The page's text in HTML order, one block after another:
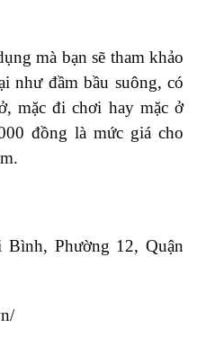
mà bạn sẽ tham khảo
như đầm bầu suông, có
mặc đi chơi hay mặc ở
đồng là mức giá cho
Phường 12, Quận